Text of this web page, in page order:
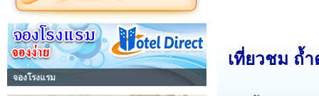
จองโรงแรม
เที่ยวชม ถ้